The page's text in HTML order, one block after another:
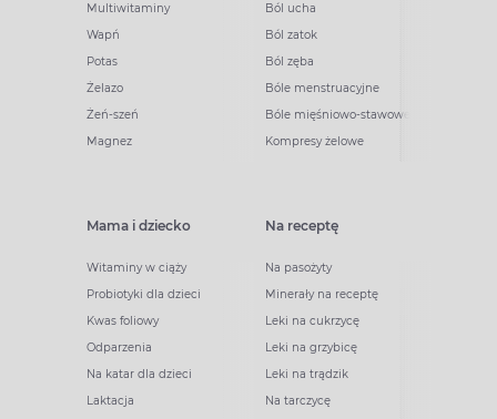
Multiwitaminy
Wapń
Potas
Żelazo
Żeń-szeń
Magnez
Ból ucha
Ból zatok
Ból zęba
Bóle menstruacyjne
Bóle mięśniowo-stawowe
Kompresy żelowe
Mama i dziecko
Witaminy w ciąży
Probiotyki dla dzieci
Kwas foliowy
Odparzenia
Na katar dla dzieci
Laktacja
Na receptę
Na pasożyty
Minerały na receptę
Leki na cukrzycę
Leki na grzybicę
Leki na trądzik
Na tarczycę